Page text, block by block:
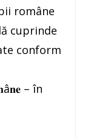
române
cuprinde
conform
– în